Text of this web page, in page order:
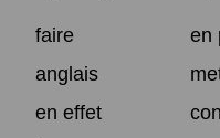
faire
en
anglais
en effet